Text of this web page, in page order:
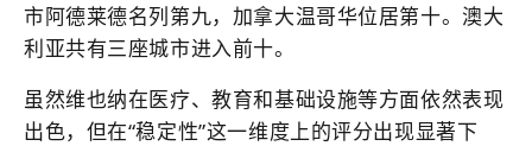
市阿德莱德名列第九，加拿大温哥华位居第十。澳大
利亚共有三座城市进入前十。
虽然维也纳在医疗、教育和基础设施等方面依然表现
出色，但在“稳定性”这一维度上的评分出现显著下